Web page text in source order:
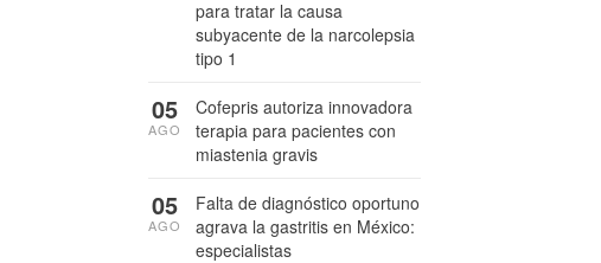
para tratar la causa
subyacente de la narcolepsia
tipo 1
Cofepris autoriza innovadora
terapia para pacientes con
miastenia gravis
05
AGO
Falta de diagnóstico oportuno
agrava la gastritis en México:
especialistas
05
AGO